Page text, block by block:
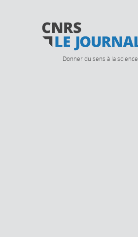
Donner du sens à la science